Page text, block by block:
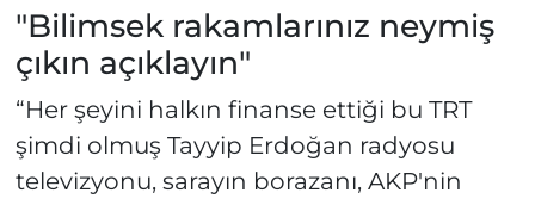
"Bilimsek rakamlarınız neymiş
çıkın açıklayın"
“Her şeyini halkın finanse ettiği bu TRT
şimdi olmuş Tayyip Erdoğan radyosu
televizyonu, sarayın borazanı, AKP'nin